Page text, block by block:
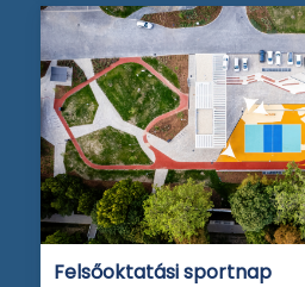
Felsőoktatási sportnap